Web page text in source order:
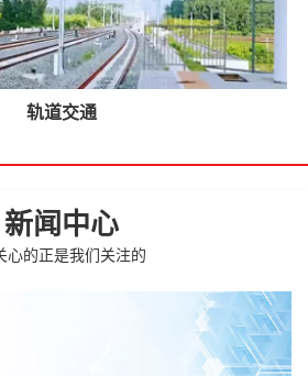
轨道交通
新闻中心
心的正是我们关注的